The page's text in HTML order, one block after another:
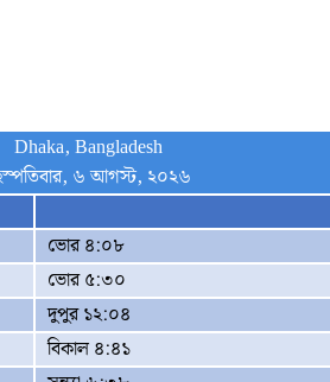
Dhaka, Bangladesh
৬ আগস্ট, ২০২৬
ভোর ৪:০৮
ভোর ৫:৩০
দুপুর ১২:০৪
বিকাল ৪:৪১